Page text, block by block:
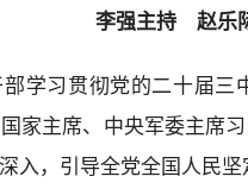
李强主持 赵乐
学习贯彻党的二十届
家主席、中央军委主席
入，引导全党全国人民